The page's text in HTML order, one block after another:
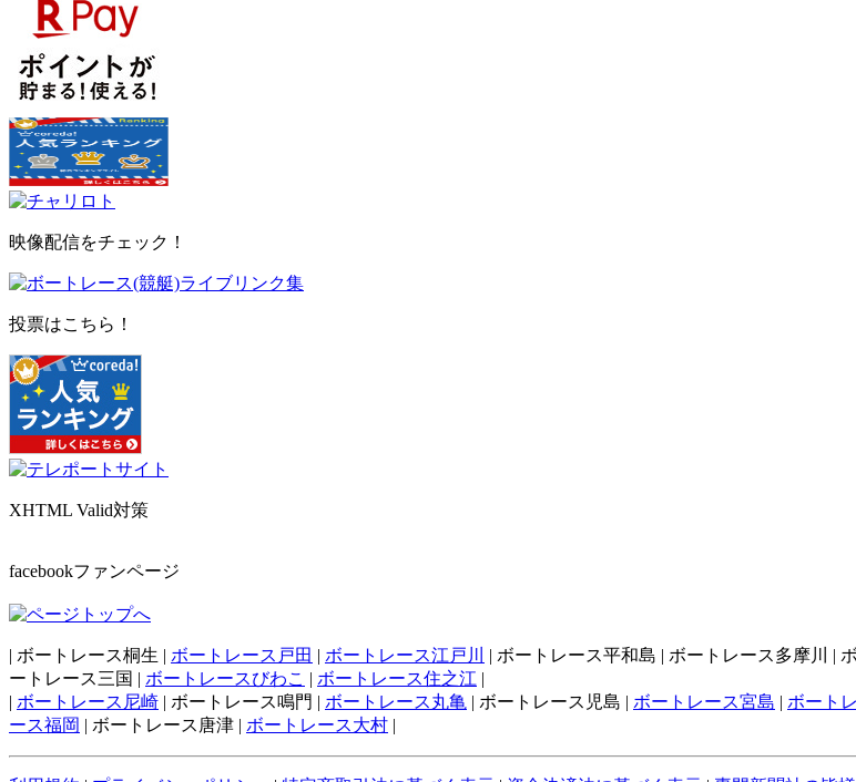
映像配信をチェック！
投票はこちら！
XHTML Valid対策
facebookファンページ
| ボートレース桐生 | ボートレース戸田 | ボートレース江戸川
| ボートレース平和島 | ボートレース多摩川 |
ートレース三国 | ボートレースびわこ | ボートレース住之江 |
| ボートレース尼崎 | ボートレース鳴門 | ボートレース丸亀 | ボートレース児島 | ボートレース宮島 | ボート
ース福岡 | ボートレース唐津 | ボートレース大村 |